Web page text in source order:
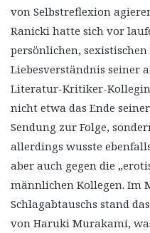
von Selbstreflexion
Ranicki hatte sich vor
persönlichen,
Liebesverständnis seiner
Literatur-Kritiker-Kollegin
nicht etwa das Ende
Sendung zur Folge,
allerdings wusste
aber auch gegen die
männlichen Kollegen. Im
Schlagabtauschs stand
von Haruki Murakami,